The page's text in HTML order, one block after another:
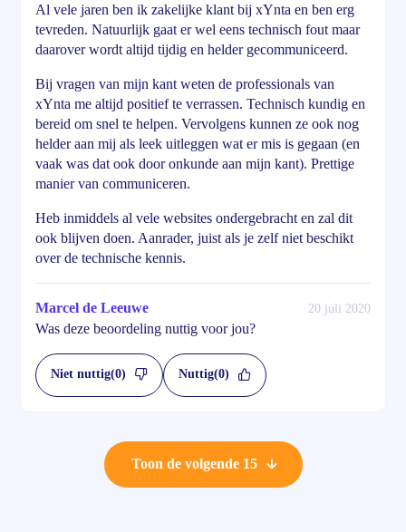
Al vele jaren ben ik zakelijke klant bij xYnta en ben erg
tevreden. Natuurlijk gaat er wel eens technisch fout maar
daarover wordt altijd tijdig en helder gecommuniceerd.
Bij vragen van mijn kant weten de professionals van
xYnta me altijd positief te verrassen. Technisch kundig en
bereid om snel te helpen. Vervolgens kunnen ze ook nog
helder aan mij als leek uitleggen wat er mis is gegaan (en
vaak was dat ook door onkunde aan mijn kant). Prettige
manier van communiceren.
Heb inmiddels al vele websites ondergebracht en zal dit
ook blijven doen. Aanrader, juist als je zelf niet beschikt
over de technische kennis.
Marcel de Leeuwe 20 juli 2020
Was deze beoordeling nuttig voor jou?
Niet nuttig(0) Nuttig(0)
Toon de volgende 15